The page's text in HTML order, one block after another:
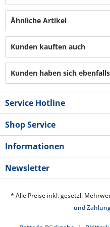
Ähnliche Artikel
Kunden kauften auch
Kunden haben sich
Service Hotline
Shop Service
Informationen
Newsletter
* Alle Preise inkl. gesetzl.
und